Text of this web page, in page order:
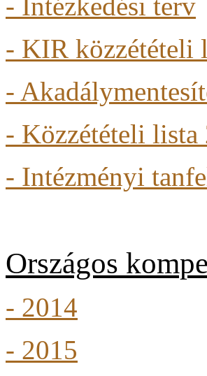
- KIR közzétételi
-
- Közzétételi lista
- Intézményi
Országos
- 2014
- 2015